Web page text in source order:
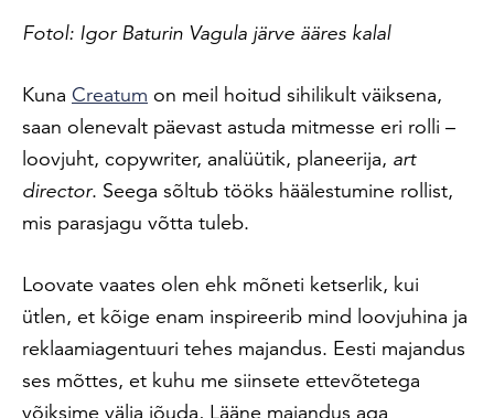
Fotol: Igor Baturin Vagula järve ääres kalal
Kuna Creatum on meil hoitud sihilikult väiksena,
saan olenevalt päevast astuda mitmesse eri rolli –
loovjuht, copywriter, analüütik, planeerija, art
director. Seega sõltub tööks häälestumine rollist,
mis parasjagu võtta tuleb.
Loovate vaates olen ehk mõneti ketserlik, kui
ütlen, et kõige enam inspireerib mind loovjuhina ja
reklaamiagentuuri tehes majandus. Eesti majandus
ses mõttes, et kuhu me siinsete ettevõtetega
võiksime välja jõuda, Lääne majandus aga